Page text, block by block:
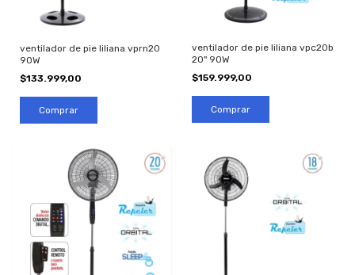
ventilador de pie liliana vprn20
90W
$133.999,00
ventilador de pie liliana vpc20b
20" 90W
$159.999,00